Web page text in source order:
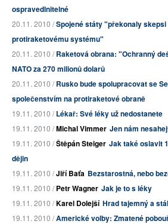
ospravedlnitelné
20.11. 2010 /Spojené státy "překonaly
protiraketovému systému"
20.11. 2010 /Raketová obrana: "Ochranný
NATO za 270 milionů dolarů
20.11. 2010 /Rusko bude spolupracovat se
společenstvím na protiraketové obraně
19.11. 2010 /Lékař: Své léky už nedostanete
19.11. 2010 /Michal Vimmer Jen nám
19.11. 2010 /Štěpán Steiger Jak také oslavit
dějin
19.11. 2010 /Jiří Baťa Bezstarostná, nebo
19.11. 2010 /Petr Wagner Jak je to s léky
19.11. 2010 /Karel Dolejší Hrad tajemný a
19.11. 2010 /Americké volby: Zmatené